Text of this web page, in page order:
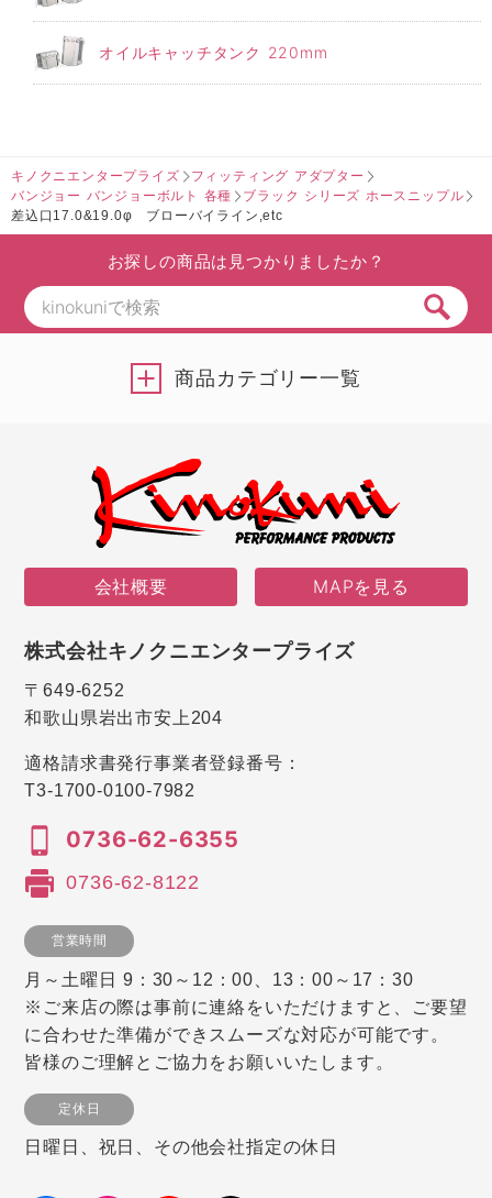
オイルキャッチタンク 220mm
キノクニエンタープライズ
フィッティング アダプター
バンジョー バンジョーボルト 各種
ブラック シリーズ ホースニップル
差込口17.0&19.0φ ブローバイライン,etc
お探しの商品は見つかりましたか？
商品カテゴリー一覧
会社概要 MAPを見る
株式会社キノクニエンタープライズ
〒649-6252
和歌山県岩出市安上204
適格請求書発行事業者登録番号：
T3-1700-0100-7982
0736-62-6355
0736-62-8122
営業時間
月～土曜日 9：30～12：00、13：00～17：30
※ご来店の際は事前に連絡をいただけますと、ご要望
に合わせた準備ができスムーズな対応が可能です。
皆様のご理解とご協力をお願いいたします。
定休日
日曜日、祝日、その他会社指定の休日